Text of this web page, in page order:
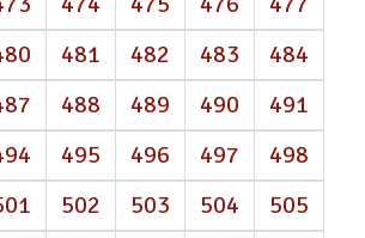
481 482 483
484
488 489 490
491
495 496 497
498
502 503 504
505